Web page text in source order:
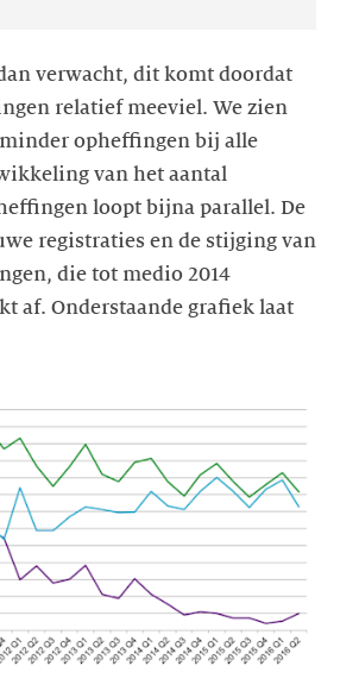
verwacht, dit komt doordat
relatief meeviel. We zien
opheffingen bij alle
van het aantal
loopt bijna parallel. De
registraties en de stijging van
die tot medio 2014
af. Onderstaande grafiek laat